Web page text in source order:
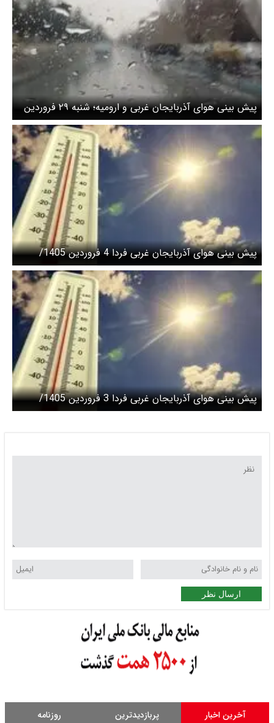
پیش بینی هوای آذربایجان غربی و ارومیه؛ شنبه ۲۹ فروردین
۱۴۰۵/ بارش متناوب باران ادامه دارد
پیش بینی هوای آذربایجان غربی فردا 4 فروردین 1405/
بارش باران
پیش بینی هوای آذربایجان غربی فردا 3 فروردین 1405/
هشدار نسبت به کولاک، کاهش دید و سیلاب
ارسال نظر
آخرین اخبار پربازدیدترین روزنامه